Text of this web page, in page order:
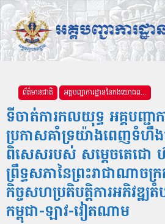
ព័ត៌មានជាតិ អគ្គបញ្ជាការដ្ឋាននៃកងយោធពលខេមរភូមិន្ទ
ទីចាត់ការកលយុទ្ធ អគ្គបញ្ជា
ប្រកាសគាំទ្រយ៉ាងពេញទំហឹ
ពិសេសរបស់ សម្តេចតេជោ
ព្រឹទ្ធសភានៃព្រះរាជាណាចក្
កិច្ចសហប្រតិបត្តិការអភិវឌ្
កម្ពុជា-ឡាវ-វៀតណាម